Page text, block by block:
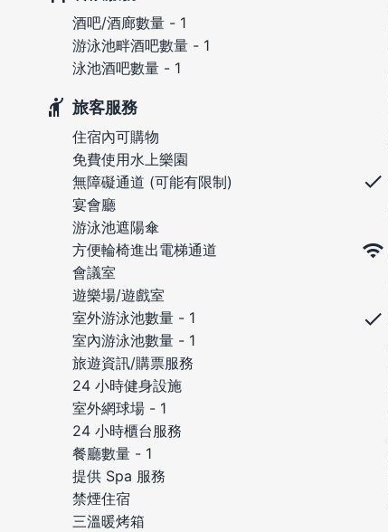
酒吧/酒廊數量 - 1
游泳池畔酒吧數量 - 1
泳池酒吧數量 - 1
旅客服務
住宿內可購物
免費使用水上樂園
無障礙通道 (可能有限制)
宴會廳
游泳池遮陽傘
方便輪椅進出電梯通道
會議室
遊樂場/遊戲室
室外游泳池數量 - 1
室內游泳池數量 - 1
旅遊資訊/購票服務
24 小時健身設施
室外網球場 - 1
24 小時櫃台服務
餐廳數量 - 1
提供 Spa 服務
禁煙住宿
三溫暖烤箱